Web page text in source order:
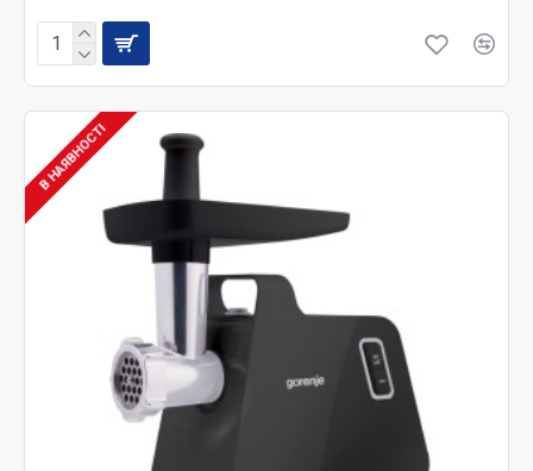
В НАЯВНОСТІ